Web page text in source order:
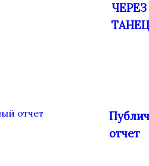
ЧЕРЕЗ
отчет